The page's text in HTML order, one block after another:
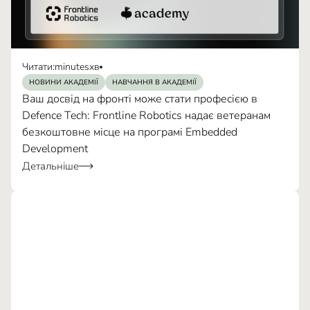
Читати:minutesхв
НОВИНИ АКАДЕМІЇ НАВЧАННЯ В АКАДЕМІЇ
Ваш досвід на фронті може стати професією в
Defence Tech: Frontline Robotics надає ветеранам
безкоштовне місце на програмі Embedded
Development
Детальніше